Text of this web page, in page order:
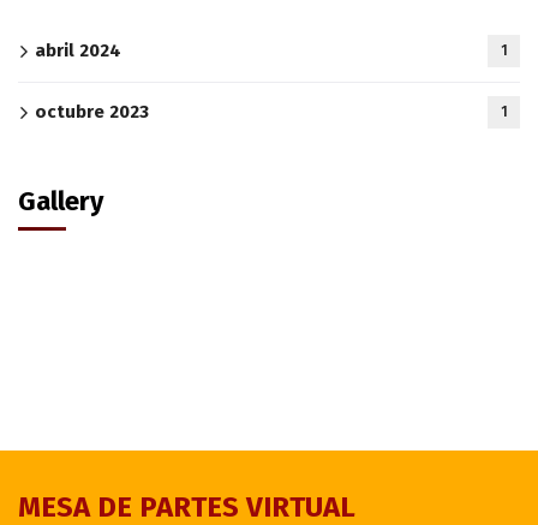
abril 2024 1
octubre 2023 1
Gallery
MESA DE PARTES VIRTUAL